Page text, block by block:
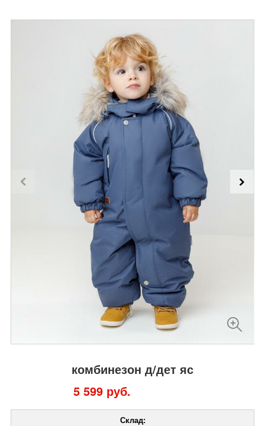
комбинезон д/дет яс
5 599 руб.
Склад: